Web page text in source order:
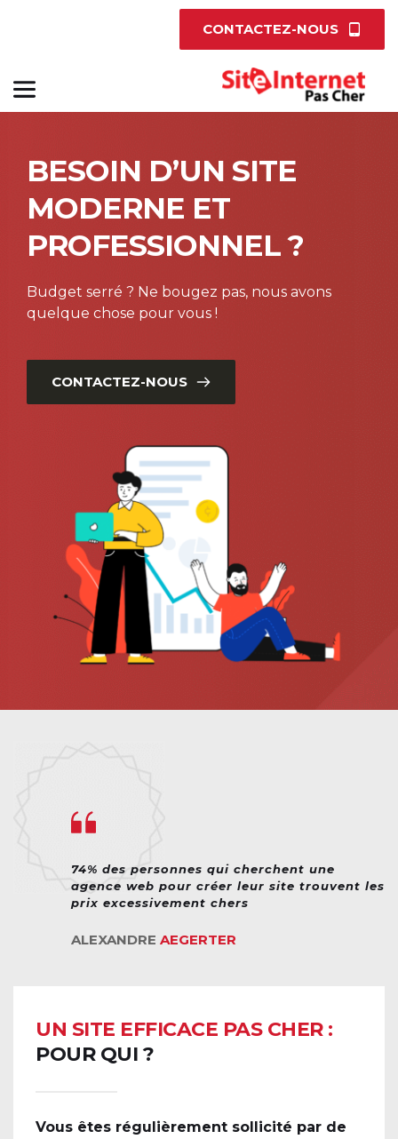
CONTACTEZ-NOUS
BESOIN D’UN SITE
MODERNE ET
PROFESSIONNEL ?
Budget serré ? Ne bougez pas, nous avons
quelque chose pour vous !
CONTACTEZ-NOUS
74% des personnes qui cherchent une
agence web pour créer leur site trouvent les
prix excessivement chers
ALEXANDRE AEGERTER
UN SITE EFFICACE PAS CHER :
POUR QUI ?
Vous êtes régulièrement sollicité par de